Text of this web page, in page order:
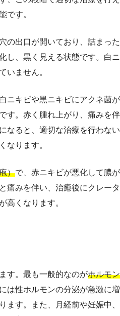
です。
の出口が開いており、詰まった
し、黒く見える状態です。白ニ
いません。
ニキビや黒ニキビにアクネ菌が
す。赤く腫れ上がり、痛みを伴
なると、適切な治療を行わない
なります。
）で、赤ニキビが悪化して膿が
痛みを伴い、治癒後にクレータ
高くなります。
す。最も一般的なのがホルモン
は性ホルモンの分泌が急激に増
ます。また、月経前や妊娠中、